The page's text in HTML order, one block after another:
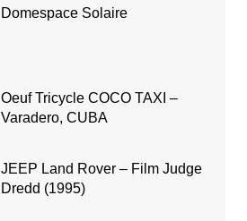
Domespace Solaire
Oeuf Tricycle COCO TAXI –
Varadero, CUBA
JEEP Land Rover – Film Judge
Dredd (1995)